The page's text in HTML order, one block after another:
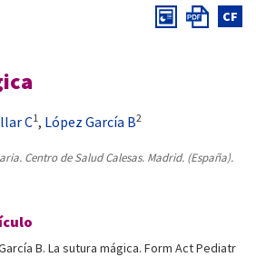
CF
C1, López García B2
Centro de Salud Calesas. Madrid. (España).
B. La sutura mágica. Form Act Pediatr